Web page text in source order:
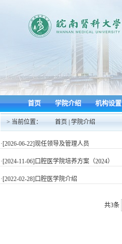
首页 学院介绍 机构设置
> 当前位置： 首页 学院介绍
·[2026-06-22]现任领导及管理人员
·[2024-11-06] 口腔医学院培养方案（2024）
·[2022-02-28] 口腔医学院介绍
共3条